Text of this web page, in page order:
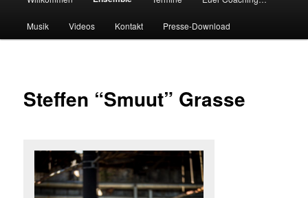
Musik Videos Kontakt Presse-Download
Steffen “Smuut” Grasse